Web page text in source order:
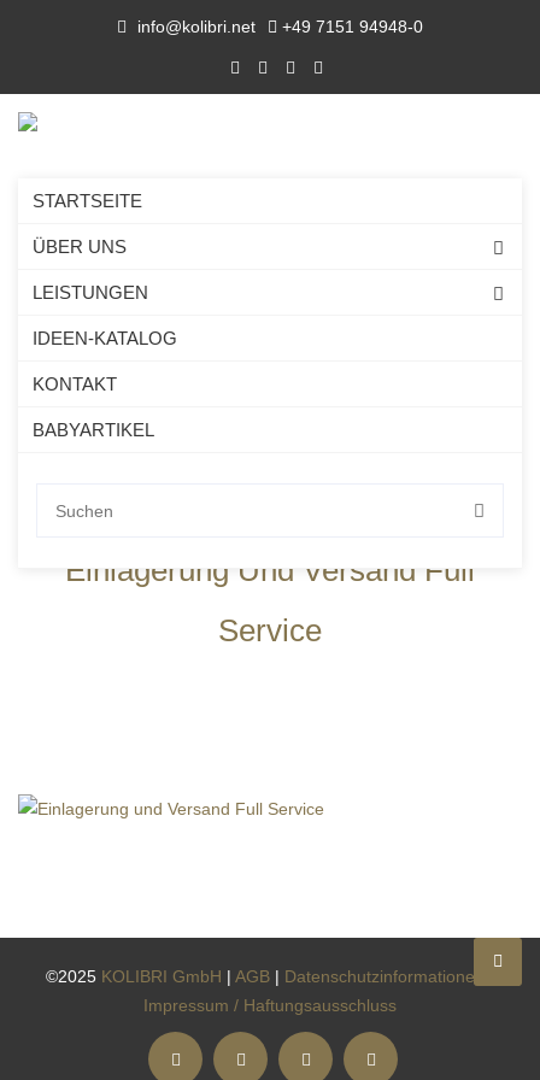
info@kolibri.net +49 7151 94948-0
STARTSEITE
ÜBER UNS
LEISTUNGEN
IDEEN-KATALOG
KONTAKT
BABYARTIKEL
Einlagerung Und Versand Full
Service
©2025 KOLIBRI GmbH | AGB | Datenschutzinformationen
Impressum / Haftungsausschluss